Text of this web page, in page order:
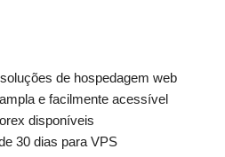
de hospedagem web
e facilmente acessível
disponíveis
30 dias para VPS